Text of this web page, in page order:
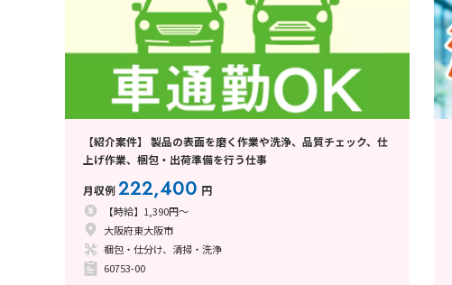
【紹介案件】 製品の表面を磨く作業や洗浄、品質チェック、仕
上げ作業、梱包・出荷準備を行う仕事
月収例222,400 円
【時給】1,390円～
大阪府東大阪市
梱包・仕分け、清掃・洗浄
60753-00